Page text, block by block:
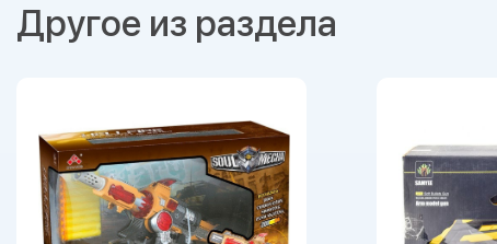
Другое из раздела